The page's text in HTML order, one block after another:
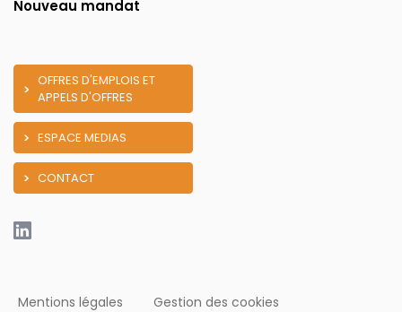
Nouveau mandat
OFFRES D'EMPLOIS ET
APPELS D'OFFRES
ESPACE MEDIAS
CONTACT
Mentions légales Gestion des cookies